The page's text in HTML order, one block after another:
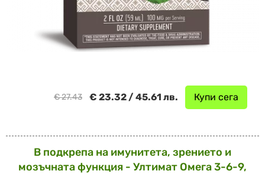
Купи сега
€ 23.32 / 45.61 лв.
€ 27.43
В подкрепа на имунитета, зрението и
мозъчната функция - Ултимат Омега 3-6-9,